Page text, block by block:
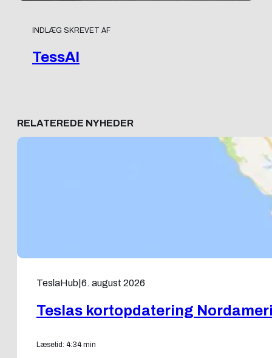
INDLÆG SKREVET AF
TessAI
RELATEREDE NYHEDER
TeslaHub 6. august 2026
Teslas kortopdatering
Læsetid: 4:34 min